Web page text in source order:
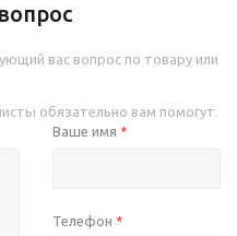
вас вопрос по товару или
обязательно вам помогут.
Ваше имя *
Телефон *